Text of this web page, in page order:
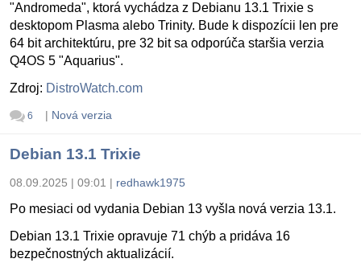
"Andromeda", ktorá vychádza z Debianu 13.1 Trixie s
desktopom Plasma alebo Trinity. Bude k dispozícii len pre
64 bit architektúru, pre 32 bit sa odporúča staršia verzia
Q4OS 5 "Aquarius".
Zdroj: DistroWatch.com
6 | Nová verzia
Debian 13.1 Trixie
08.09.2025 | 09:01 | redhawk1975
Po mesiaci od vydania Debian 13 vyšla nová verzia 13.1.
Debian 13.1 Trixie opravuje 71 chýb a pridáva 16
bezpečnostných aktualizácií.